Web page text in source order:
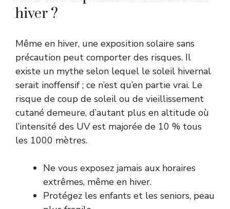
hiver ?
Même en hiver, une exposition solaire sans
précaution peut comporter des risques. Il
existe un mythe selon lequel le soleil hivernal
serait inoffensif ; ce n’est qu’en partie vrai. Le
risque de coup de soleil ou de vieillissement
cutané demeure, d’autant plus en altitude où
l’intensité des UV est majorée de 10 % tous
les 1000 mètres.
Ne vous exposez jamais aux horaires
extrêmes, même en hiver.
Protégez les enfants et les seniors, peau